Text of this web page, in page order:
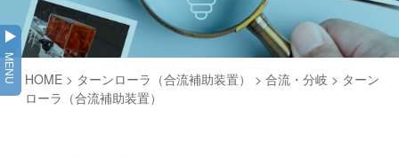
用途から探す
コンベヤ機器の技術情報
製造
物流
会社情報
会社情報
採用情報
MENU HOME > ターンローラ（合流補助装置） > 合流・分岐 > ターン
ローラ（合流補助装置）